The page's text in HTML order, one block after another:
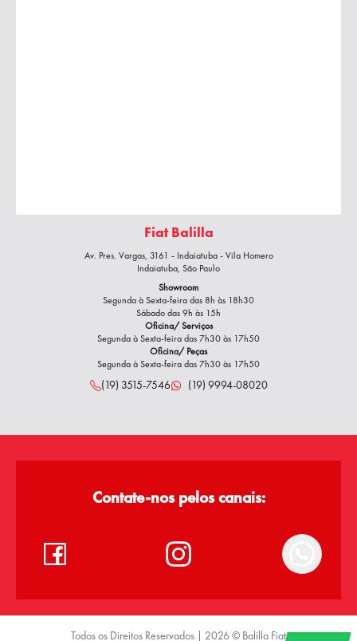
Fiat Balilla
Av. Pres. Vargas, 3161 - Indaiatuba - Vila Homero
Indaiatuba, São Paulo
Showroom
Segunda à Sexta-feira das 8h às 18h30
Sábado das 9h às 15h
Oficina/ Serviços
Segunda à Sexta-feira das 7h30 às 17h50
Oficina/ Peças
Segunda à Sexta-feira das 7h30 às 17h50
(19) 3515-7546 (19) 9994-08020
Contate-nos pelos canais:
Todos os Direitos Reservados | 2026 © Balilla Fiat